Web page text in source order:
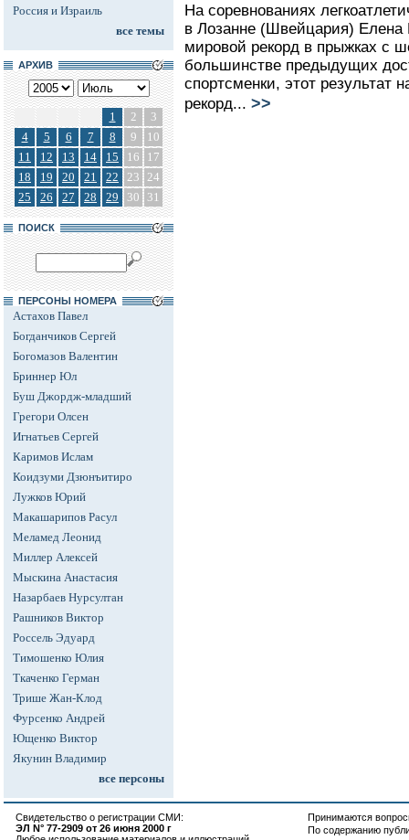
Россия и Израиль
все темы
АРХИВ
1 2
3
4
5 6 7 8 9
10
11
12 13 14 15 16
17
18
19 20 21 22 23 24
25
26 27 28 29 30 31
ПОИСК
ПЕРСОНЫ НОМЕРА
Астахов Павел
Богданчиков Сергей
Богомазов Валентин
Бриннер Юл
Буш Джордж-младший
Грегори Олсен
Игнатьев Сергей
Каримов Ислам
Коидзуми Дзюнъитиро
Лужков Юрий
Макашарипов Расул
Меламед Леонид
Миллер Алексей
Мыскина Анастасия
Назарбаев Нурсултан
Рашников Виктор
Россель Эдуард
Тимошенко Юлия
Ткаченко Герман
Трише Жан-Клод
Фурсенко Андрей
Ющенко Виктор
Якунин Владимир
все персоны
На соревнованиях
в Лозанне (Швейцария) Елена
мировой рекорд в прыжках с
большинстве предыдущих
спортсменки, этот результат
рекорд... >>
Свидетельство о регистрации СМИ:
ЭЛ N° 77-2909 от 26 июня 2000 г
Принимаются
По содержанию